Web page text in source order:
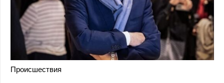
Происшествия